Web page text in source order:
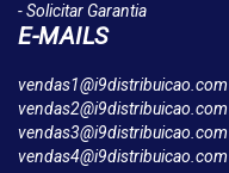
- Solicitar Garantia
E-MAILS
vendas1@i9distribuicao.com
vendas2@i9distribuicao.com
vendas3@i9distribuicao.com
vendas4@i9distribuicao.com